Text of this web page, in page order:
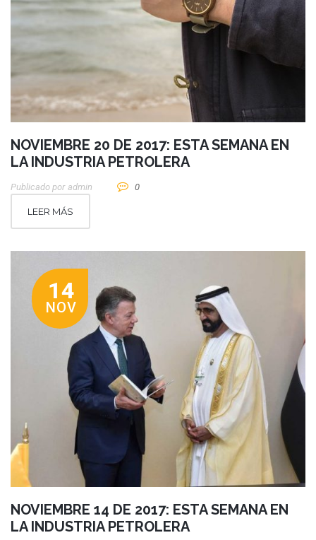
NOVIEMBRE 20 DE 2017: ESTA SEMANA EN
LA INDUSTRIA PETROLERA
Publicado por Admin 0
LEER MÁS
14
NOV
NOVIEMBRE 14 DE 2017: ESTA SEMANA EN
LA INDUSTRIA PETROLERA